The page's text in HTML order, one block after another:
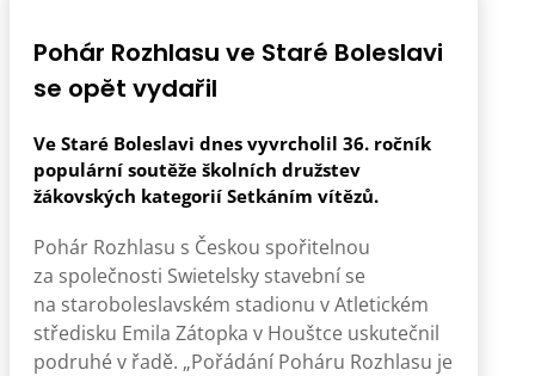
Pohár Rozhlasu ve Staré Boleslavi
se opět vydařil
Ve Staré Boleslavi dnes vyvrcholil 36. ročník
populární soutěže školních družstev
žákovských kategorií Setkáním vítězů.
Pohár Rozhlasu s Českou spořitelnou
za společnosti Swietelsky stavební se
na staroboleslavském stadionu v Atletickém
středisku Emila Zátopka v Houštce uskutečnil
podruhé v řadě. „Pořádání Poháru Rozhlasu je